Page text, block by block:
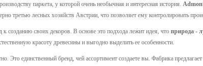
паркета, у которой очень необычная и интересная история.
третью лесных хозяйств Австрии, что позволяет ему контролировать
созданию своих декоров. В основе это подхода лежит идея, что природа -
красоту древесины и выгодно выделить ее особенности.
Это единственный бренд, чей ассортимент создаете вы. Фабрика